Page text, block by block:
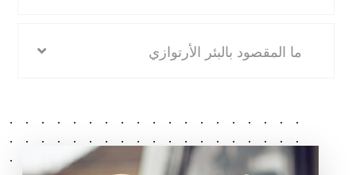
ما المقصود بالبئر الأرتوازي